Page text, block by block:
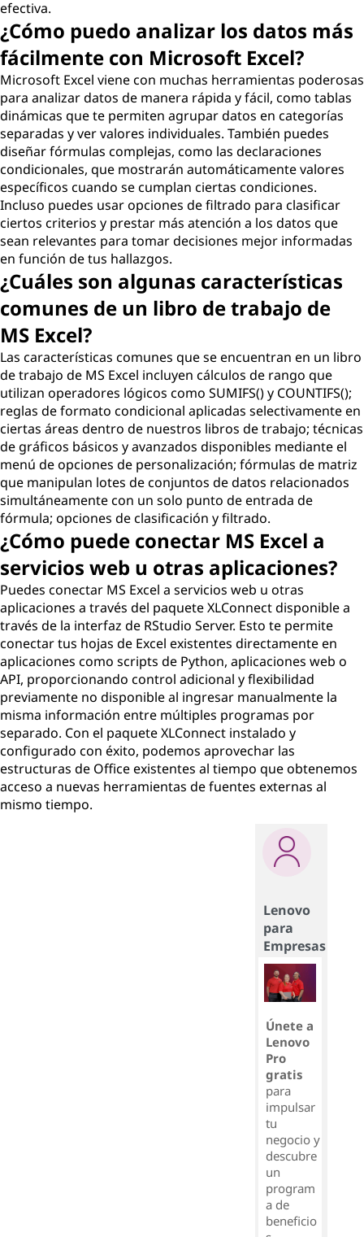
efectiva.
¿Cómo puedo analizar los datos más
fácilmente con Microsoft Excel?
Microsoft Excel viene con muchas herramientas poderosas
para analizar datos de manera rápida y fácil, como tablas
dinámicas que te permiten agrupar datos en categorías
separadas y ver valores individuales. También puedes
diseñar fórmulas complejas, como las declaraciones
condicionales, que mostrarán automáticamente valores
específicos cuando se cumplan ciertas condiciones.
Incluso puedes usar opciones de filtrado para clasificar
ciertos criterios y prestar más atención a los datos que
sean relevantes para tomar decisiones mejor informadas
en función de tus hallazgos.
¿Cuáles son algunas características
comunes de un libro de trabajo de
MS Excel?
Las características comunes que se encuentran en un libro
de trabajo de MS Excel incluyen cálculos de rango que
utilizan operadores lógicos como SUMIFS() y COUNTIFS();
reglas de formato condicional aplicadas selectivamente en
ciertas áreas dentro de nuestros libros de trabajo; técnicas
de gráficos básicos y avanzados disponibles mediante el
menú de opciones de personalización; fórmulas de matriz
que manipulan lotes de conjuntos de datos relacionados
simultáneamente con un solo punto de entrada de
fórmula; opciones de clasificación y filtrado.
¿Cómo puede conectar MS Excel a
servicios web u otras aplicaciones?
Puedes conectar MS Excel a servicios web u otras
aplicaciones a través del paquete XLConnect disponible a
través de la interfaz de RStudio Server. Esto te permite
conectar tus hojas de Excel existentes directamente en
aplicaciones como scripts de Python, aplicaciones web o
API, proporcionando control adicional y flexibilidad
previamente no disponible al ingresar manualmente la
misma información entre múltiples programas por
separado. Con el paquete XLConnect instalado y
configurado con éxito, podemos aprovechar las
estructuras de Office existentes al tiempo que obtenemos
acceso a nuevas herramientas de fuentes externas al
mismo tiempo.
Lenovo
para
Empresas
Únete a
Lenovo
Pro
gratis
para
impulsar
tu
negocio y
descubre
un
program
a de
beneficio